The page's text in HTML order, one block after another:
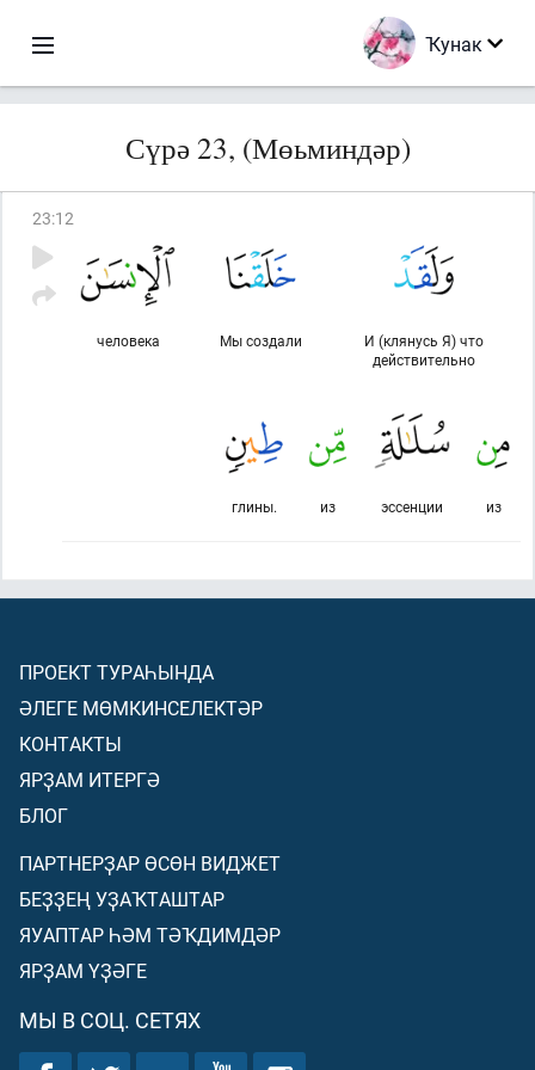
Ҡунак
Сүрә 23, (Мөьминдәр)
23:12
И (клянусь Я) что
действительно
Мы создали
человека
из
эссенции
из
глины.
ПРОЕКТ ТУРАҺЫНДА
ӘЛЕГЕ МӨМКИНСЕЛЕКТӘР
КОНТАКТЫ
ЯРҘАМ ИТЕРГӘ
БЛОГ
ПАРТНЕРҘАР ӨСӨН ВИДЖЕТ
БЕҘҘЕҢ УҘАҠТАШТАР
ЯУАПТАР ҺӘМ ТӘҠДИМДӘР
ЯРҘАМ ҮҘӘГЕ
МЫ В СОЦ. СЕТЯХ